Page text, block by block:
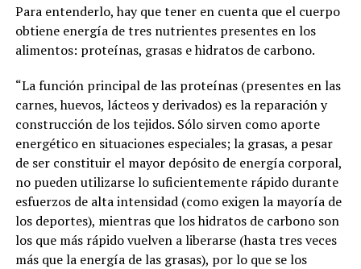
Para entenderlo, hay que tener en cuenta que el cuerpo
obtiene energía de tres nutrientes presentes en los
alimentos: proteínas, grasas e hidratos de carbono.
“La función principal de las proteínas (presentes en las
carnes, huevos, lácteos y derivados) es la reparación y
construcción de los tejidos. Sólo sirven como aporte
energético en situaciones especiales; la grasas, a pesar
de ser constituir el mayor depósito de energía corporal,
no pueden utilizarse lo suficientemente rápido durante
esfuerzos de alta intensidad (como exigen la mayoría de
los deportes), mientras que los hidratos de carbono son
los que más rápido vuelven a liberarse (hasta tres veces
más que la energía de las grasas), por lo que se los